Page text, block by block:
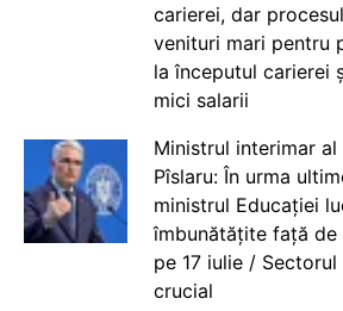
carierei, dar
venituri mari pentru
la începutul carierei
mici salarii
Ministrul interimar
Pîslaru: În urma
ministrul Educației
îmbunătățite față
pe 17 iulie /
crucial